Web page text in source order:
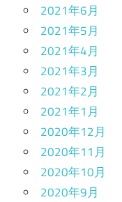
2021年6月
2021年5月
2021年4月
2021年3月
2021年2月
2021年1月
2020年12月
2020年11月
2020年10月
2020年9月